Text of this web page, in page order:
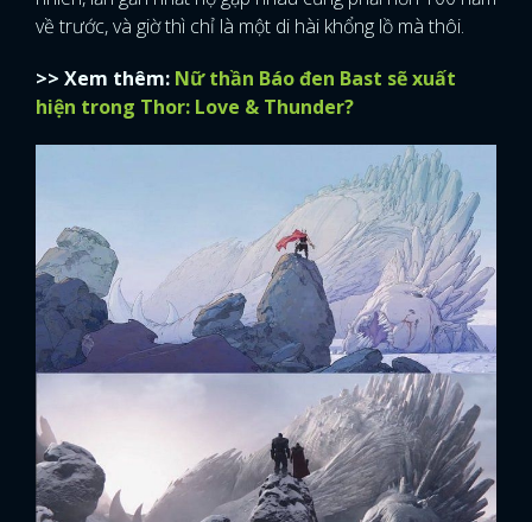
GOOGLE
về trước, và giờ thì chỉ là một di hài khổng lồ mà thôi.
>> Xem thêm: Nữ thần Báo đen Bast sẽ xuất
hiện trong Thor: Love & Thunder?